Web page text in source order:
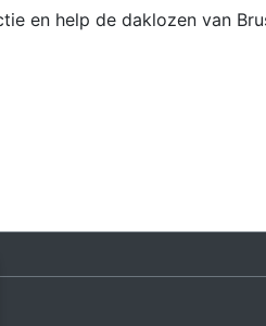
en help de daklozen van